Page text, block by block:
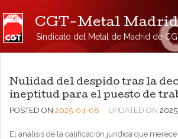
CGT-Metal Madrid
Sindicato del Metal de Madrid de
Nulidad del despido tras la
ineptitud para el puesto de
POSTED ON 2025-04-08 UPDATED ON
El análisis de la calificación jurídica que